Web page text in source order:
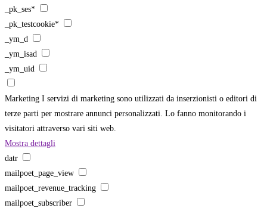
_pk_ses*
_pk_testcookie*
_ym_d
_ym_isad
_ym_uid
Marketing I servizi di marketing sono utilizzati da inserzionisti o editori di
terze parti per mostrare annunci personalizzati. Lo fanno monitorando i
visitatori attraverso vari siti web.
Mostra dettagli
datr
mailpoet_page_view
mailpoet_revenue_tracking
mailpoet_subscriber